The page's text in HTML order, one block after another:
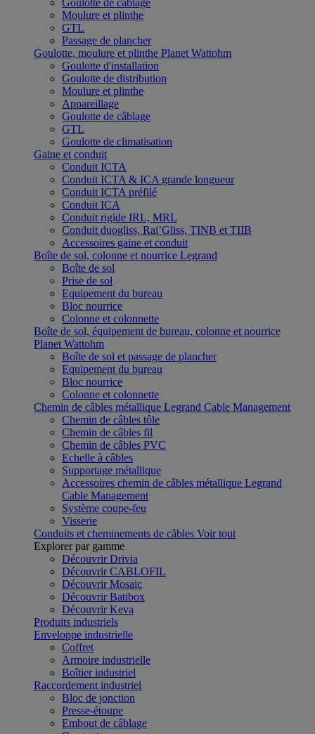
Goulotte de câblage
Moulure et plinthe
GTL
Passage de plancher
Goulotte, moulure et plinthe Planet Wattohm
Goulotte d'installation
Goulotte de distribution
Moulure et plinthe
Appareillage
Goulotte de câblage
GTL
Goulotte de climatisation
Gaine et conduit
Conduit ICTA
Conduit ICTA & ICA grande longueur
Conduit ICTA préfilé
Conduit ICA
Conduit rigide IRL, MRL
Conduit duogliss, Rai’Gliss, TINB et TIIB
Accessoires gaine et conduit
Boîte de sol, colonne et nourrice Legrand
Boîte de sol
Prise de sol
Equipement du bureau
Bloc nourrice
Colonne et colonnette
Boîte de sol, équipement de bureau, colonne et nourrice
Planet Wattohm
Boîte de sol et passage de plancher
Equipement du bureau
Bloc nourrice
Colonne et colonnette
Chemin de câbles métallique Legrand Cable Management
Chemin de câbles tôle
Chemin de câbles fil
Chemin de câbles PVC
Echelle à câbles
Supportage métallique
Accessoires chemin de câbles métallique Legrand
Cable Management
Système coupe-feu
Visserie
Conduits et cheminements de câbles Voir tout
Explorer par gamme
Découvrir Drivia
Découvrir CABLOFIL
Découvrir Mosaic
Découvrir Batibox
Découvrir Keva
Produits industriels
Enveloppe industrielle
Coffret
Armoire industrielle
Boîtier industriel
Raccordement industriel
Bloc de jonction
Presse-étoupe
Embout de câblage